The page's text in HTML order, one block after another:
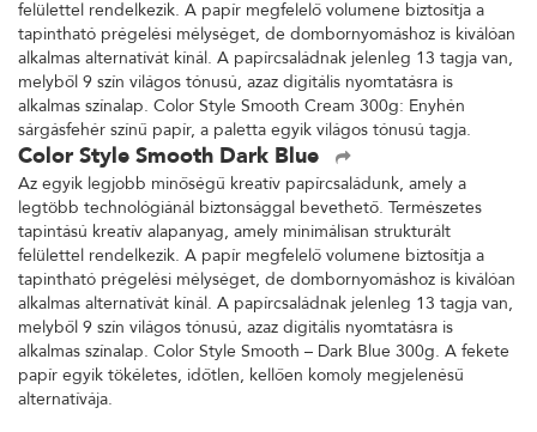
felülettel rendelkezik. A papír megfelelő volumene biztosítja a
tapintható prégelési mélységet, de dombornyomáshoz is kiválóan
alkalmas alternatívát kínál. A papírcsaládnak jelenleg 13 tagja van,
melyből 9 szín világos tónusú, azaz digitális nyomtatásra is
alkalmas színalap. Color Style Smooth Cream 300g: Enyhén
sárgásfehér színű papír, a paletta egyik világos tónusú tagja.
Color Style Smooth Dark Blue
Az egyik legjobb minőségű kreatív papírcsaládunk, amely a
legtöbb technológiánál biztonsággal bevethető. Természetes
tapintású kreatív alapanyag, amely minimálisan strukturált
felülettel rendelkezik. A papír megfelelő volumene biztosítja a
tapintható prégelési mélységet, de dombornyomáshoz is kiválóan
alkalmas alternatívát kínál. A papírcsaládnak jelenleg 13 tagja van,
melyből 9 szín világos tónusú, azaz digitális nyomtatásra is
alkalmas színalap. Color Style Smooth – Dark Blue 300g. A fekete
papír egyik tökéletes, időtlen, kellően komoly megjelenésű
alternatívája.